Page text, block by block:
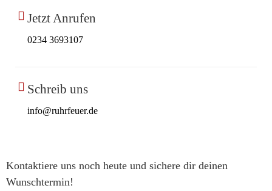
Jetzt Anrufen
0234 3693107
Schreib uns
info@ruhrfeuer.de
Kontaktiere uns noch heute und sichere dir deinen
Wunschtermin!